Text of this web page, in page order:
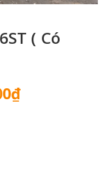
( Có
₫Giá